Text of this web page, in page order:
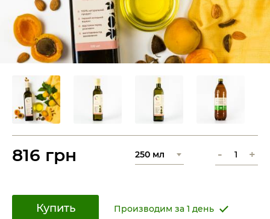
816 грн - +
Купить Производим за 1 день